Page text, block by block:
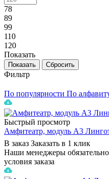
78
89
99
110
120
Показать
Сбросить
Фильтр
По популярности По
Быстрый просмотр
Амфитеатр, модуль A3
В заказ Заказать в 1 клик
Наши менеджеры
условия заказа